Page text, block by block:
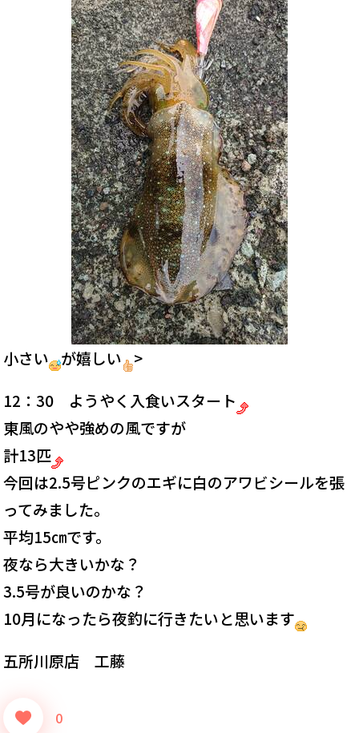
小さい が嬉しい
>
12：30 ようやく入食いスタート
東風のやや強めの風ですが
計13匹
今回は2.5号ピンクのエギに白のアワビシールを張
ってみました。
平均15㎝です。
夜なら大きいかな？
3.5号が良いのかな？
10月になったら夜釣に行きたいと思います
五所川原店 工藤
0